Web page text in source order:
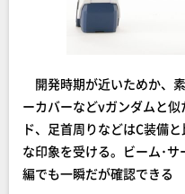
開発時期が近いためか、
ーカバーなどνガンダムと
ド、足首周りなどはC装備
な印象を受ける。ビーム･
編でも一瞬だが確認できる